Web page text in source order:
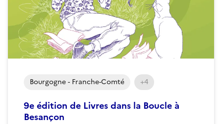
9e édition de Livres dans la Boucle à
Besançon
Bourgogne - Franche-Comté +4